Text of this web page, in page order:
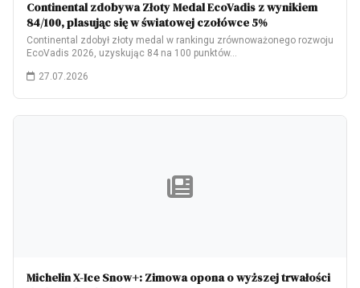
Continental zdobywa Złoty Medal EcoVadis z wynikiem
84/100, plasując się w światowej czołówce 5%
Continental zdobył złoty medal w rankingu zrównoważonego rozwoju
EcoVadis 2026, uzyskując 84 na 100 punktów…
27.07.2026
Michelin X-Ice Snow+: Zimowa opona o wyższej trwałości